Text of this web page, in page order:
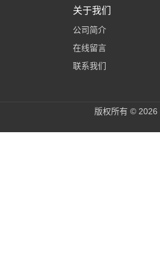
关于我们
公司简介
在线留言
联系我们
版权所有 ©